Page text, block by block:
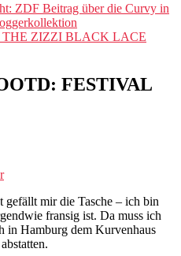
ZDF Beitrag über die Curvy in
THE ZIZZI BLACK LACE
FESTIVAL
mir die Tasche – ich bin
fransig ist. Da muss ich
in Hamburg dem Kurvenhaus